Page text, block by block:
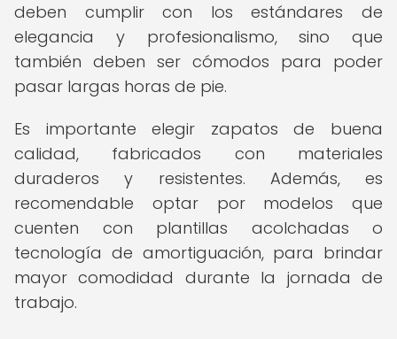
deben cumplir con los estándares de
elegancia y profesionalismo, sino que
también deben ser cómodos para poder
pasar largas horas de pie.
Es importante elegir zapatos de buena
calidad, fabricados con materiales
duraderos y resistentes. Además, es
recomendable optar por modelos que
cuenten con plantillas acolchadas o
tecnología de amortiguación, para brindar
mayor comodidad durante la jornada de
trabajo.